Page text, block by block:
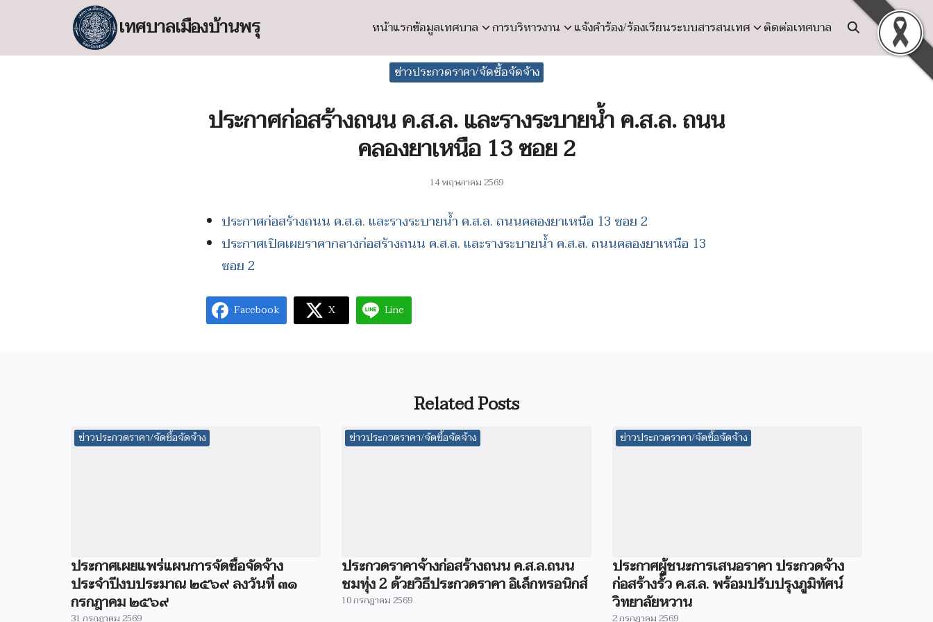
เทศบาลเมืองบ้านพรุ หน้าแรกข้อมูลเทศบาล การบริหารงาน แจ้งคำร้อง/ร้องเรียนระบบสารสนเทศ
ติดต่อเทศบาล
Search
ข่าวประกวดราคา/จัดซื้อจัดจ้าง
ประกาศก่อสร้างถนน ค.ส.ล. และรางระบายน้ำ ค.ส.ล. ถนน
คลองยาเหนือ 13 ซอย 2
14 พฤษภาคม 2569
ประกาศก่อสร้างถนน ค.ส.ล. และรางระบายน้ำ ค.ส.ล. ถนนคลองยาเหนือ 13 ซอย 2
ประกาศเปิดเผยราคากลางก่อสร้างถนน ค.ส.ล. และรางระบายน้ำ ค.ส.ล. ถนนคลองยาเหนือ 13
ซอย 2
Facebook X Line
Related Posts
ข่าวประกวดราคา/จัดซื้อจัดจ้าง
ประกาศเผยแพร่แผนการจัดซื้อจัดจ้าง
ประจำปีงบประมาณ ๒๕๖๙ ลงวันที่ ๓๑
กรกฎาคม ๒๕๖๙
31 กรกฎาคม 2569
ข่าวประกวดราคา/จัดซื้อจัดจ้าง
ประกวดราคาจ้างก่อสร้างถนน ค.ส.ล.ถนน
ชมทุ่ง 2 ด้วยวิธีประกวดราคา อิเล็กทรอนิกส์
10 กรกฎาคม 2569
ข่าวประกวดราคา/จัดซื้อจัดจ้าง
ประกาศผู้ชนะการเสนอราคา ประกวดจ้าง
ก่อสร้างรั้ว ค.ส.ล. พร้อมปรับปรุงภูมิทัศน์
วิทยาลัยหวาน
2 กรกฎาคม 2569